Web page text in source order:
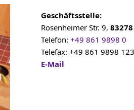
Geschäftsstelle:
Rosenheimer Str. 9,
Telefon: +49 861 9898 0
Telefax: +49 861 9898 123
E-Mail